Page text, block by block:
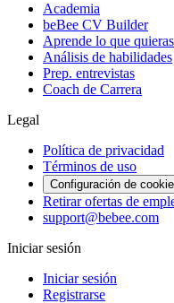
Academia
beBee CV Builder
Aprende lo que quieras
Análisis de habilidades
Prep. entrevistas
Coach de Carrera
Legal
Política de privacidad
Términos de uso
Configuración de
Retirar ofertas de
support@bebee.com
Iniciar sesión
Iniciar sesión
Registrarse